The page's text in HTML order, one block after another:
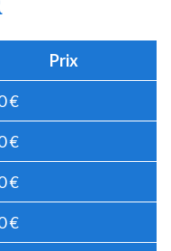
Prix
€
€
€
€